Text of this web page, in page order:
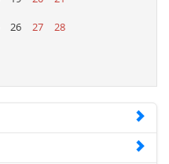
26 27
28